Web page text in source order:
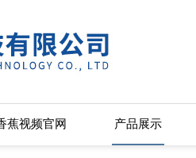
蕉视频官网 产品展示